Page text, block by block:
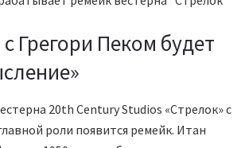
Грегори Пеком будет
20th Century Studios «Стрелок» с
роли появится ремейк. Итан